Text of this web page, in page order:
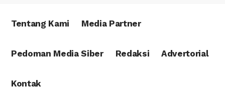
Tentang Kami Media Partner
Pedoman Media Siber Redaksi Advertorial
Kontak